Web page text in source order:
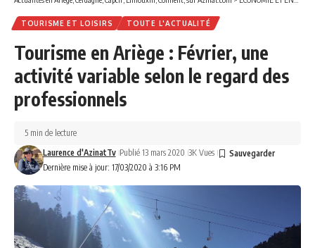
TOURISME ET LOISIRS TOUTE L'ACTUALITÉ
Tourisme en Ariège : Février, une
activité variable selon le regard des
professionnels
Dernière mise à jour: 17/03/2020 à 3:16 PM
Laurence d'AzinatTv Publié 13 mars 2020 3K Vues
5 min de lecture